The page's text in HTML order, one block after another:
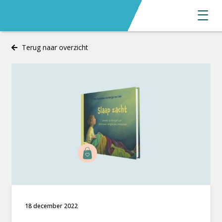
Terug naar overzicht
18 december 2022